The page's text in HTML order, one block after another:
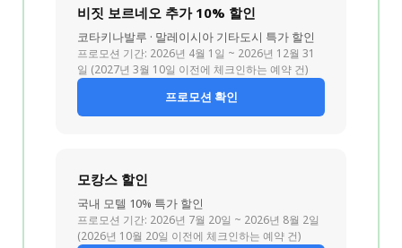
비짓 보르네오 추가 10% 할인
코타키나발루 · 말레이시아 기타도시 특가 할인
프로모션 기간: 2026년 4월 1일 ~ 2026년 12월 31
일 (2027년 3월 10일 이전에 체크인하는 예약 건)
프로모션 확인
모캉스 할인
국내 모텔 10% 특가 할인
프로모션 기간: 2026년 7월 20일 ~ 2026년 8월 2일
(2026년 10월 20일 이전에 체크인하는 예약 건)